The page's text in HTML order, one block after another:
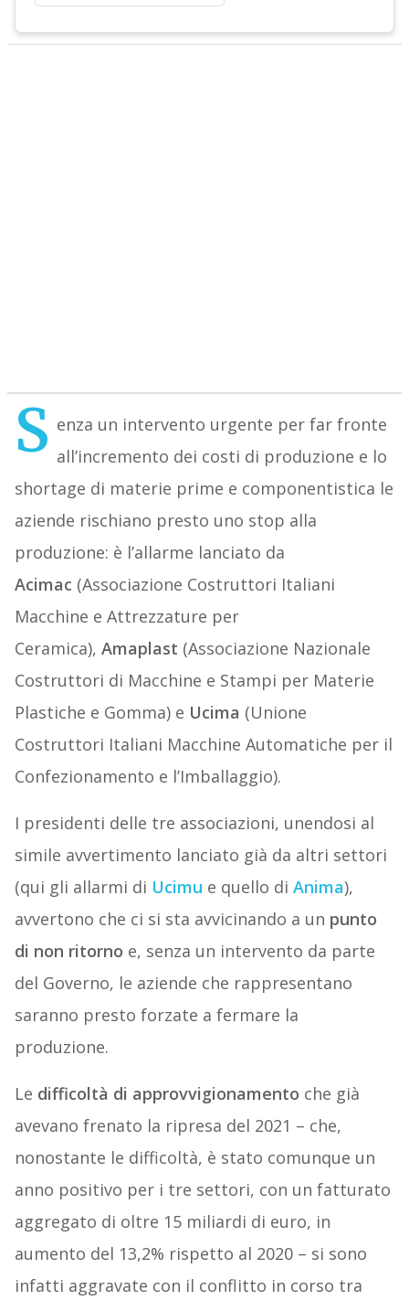
S enza un intervento urgente per far fronte
all’incremento dei costi di produzione e lo
shortage di materie prime e componentistica le
aziende rischiano presto uno stop alla
produzione: è l’allarme lanciato da
Acimac (Associazione Costruttori Italiani
Macchine e Attrezzature per
Ceramica), Amaplast (Associazione Nazionale
Costruttori di Macchine e Stampi per Materie
Plastiche e Gomma) e Ucima (Unione
Costruttori Italiani Macchine Automatiche per il
Confezionamento e l’Imballaggio).
I presidenti delle tre associazioni, unendosi al
simile avvertimento lanciato già da altri settori
(qui gli allarmi di Ucimu e quello di Anima),
avvertono che ci si sta avvicinando a un punto
di non ritorno e, senza un intervento da parte
del Governo, le aziende che rappresentano
saranno presto forzate a fermare la
produzione.
Le difficoltà di approvvigionamento che già
avevano frenato la ripresa del 2021 – che,
nonostante le difficoltà, è stato comunque un
anno positivo per i tre settori, con un fatturato
aggregato di oltre 15 miliardi di euro, in
aumento del 13,2% rispetto al 2020 – si sono
infatti aggravate con il conflitto in corso tra